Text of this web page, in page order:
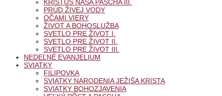
KRISTUS NAŠA PASCHA III.
PRÚD ŽIVEJ VODY
OČAMI VIERY
ŽIVOT A BOHOSLUŽBA
SVETLO PRE ŽIVOT I.
SVETLO PRE ŽIVOT II.
SVETLO PRE ŽIVOT III.
NEDEĽNÉ EVANJELIUM
SVIATKY
FILIPOVKA
SVIATKY NARODENIA JEŽIŠA KRISTA
SVIATKY BOHOZJAVENIA